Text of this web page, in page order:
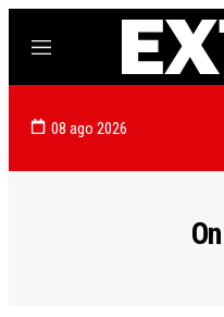
Menú
08 ago 2026